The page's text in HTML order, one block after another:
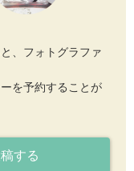
、フォトグラファ
を予約することが
する